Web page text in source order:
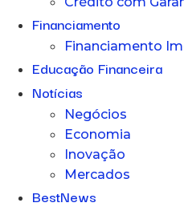
Financiamento
Financiamento
Educação Financeira
Notícias
Negócios
Economia
Inovação
Mercados
BestNews